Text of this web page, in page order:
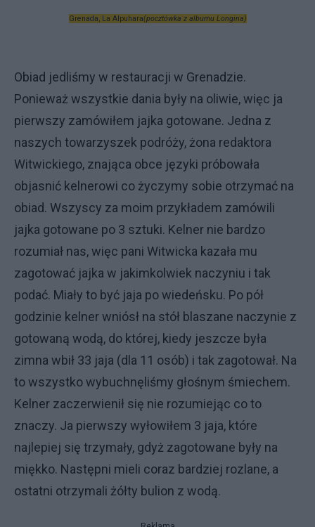
Grenada, La Alpuhara(pocztówka z albumu Longina)
Obiad jedliśmy w restauracji w Grenadzie.
Ponieważ wszystkie dania były na oliwie, więc ja
pierwszy zamówiłem jajka gotowane. Jedna z
naszych towarzyszek podróży, żona redaktora
Witwickiego, znająca obce języki próbowała
objasnić kelnerowi co życzymy sobie otrzymać na
obiad. Wszyscy za moim przykładem zamówili
jajka gotowane po 3 sztuki. Kelner nie bardzo
rozumiał nas, więc pani Witwicka kazała mu
zagotować jajka w jakimkolwiek naczyniu i tak
podać. Miały to być jaja po wiedeńsku. Po pół
godzinie kelner wniósł na stół blaszane naczynie z
gotowaną wodą, do której, kiedy jeszcze była
zimna wbił 33 jaja (dla 11 osób) i tak zagotował. Na
to wszystko wybuchnęliśmy głośnym śmiechem.
Kelner zaczerwienił się nie rozumiejąc co to
znaczy. Ja pierwszy wyłowiłem 3 jaja, które
najlepiej się trzymały, gdyż zagotowane były na
miękko. Następni mieli coraz bardziej rozlane, a
ostatni otrzymali żółty bulion z wodą.